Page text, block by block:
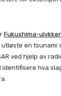
Fukushima-
en tsunami
ved hjelp av
hva